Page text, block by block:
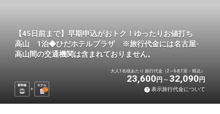
【45日前まで】早期申込がおトク！ゆったりお値打ち
高山 1泊◆ひだホテルプラザ ※旅行代金には名古屋-
高山間の交通機関は含まれておりません。
新幹線
ホテル
1 泊
大人1名様あたり 旅行代金（2～6名1室・税込）
23,600 円 32,090 円
表示旅行代金について